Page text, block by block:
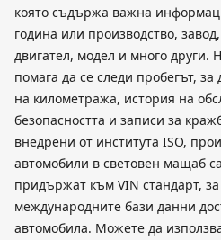
която съдържа важна
година или производство,
двигател, модел и много други.
помага да се следи пробегът,
на километража, история на
безопасността и записи за
внедрени от института ISO,
автомобили в световен мащаб
придържат към VIN стандарт,
международните бази данни
автомобила. Можете да